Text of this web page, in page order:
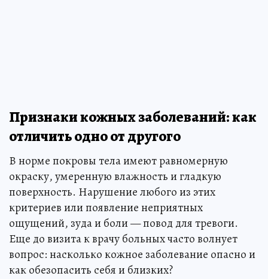
Признаки кожных заболеваний: как
отличить одно от другого
В норме покровы тела имеют равномерную
окраску, умеренную влажность и гладкую
поверхность. Нарушение любого из этих
критериев или появление неприятных
ощущений, зуда и боли — повод для тревоги.
Еще до визита к врачу больных часто волнует
вопрос: насколько кожное заболевание опасно и
как обезопасить себя и близких?